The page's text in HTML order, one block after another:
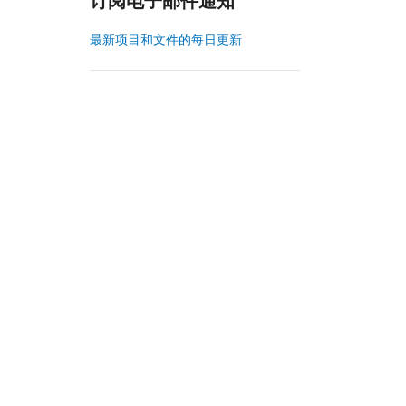
最新项目和文件的每日更新